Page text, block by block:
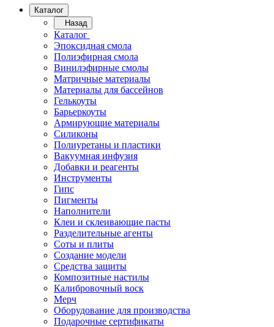
Каталог
Назад
Каталог
Эпоксидная смола
Полиэфирная смола
Винилэфирные смолы
Матричные материалы
Материалы для бассейнов
Гелькоуты
Барьеркоуты
Армирующие материалы
Силиконы
Полиуретаны и пластики
Вакуумная инфузия
Добавки и реагенты
Инструменты
Гипс
Пигменты
Наполнители
Клеи и склеивающие пасты
Разделительные агенты
Соты и плиты
Создание модели
Средства защиты
Композитные настилы
Калибровочный воск
Мерч
Оборудование для производства
Подарочные сертификаты